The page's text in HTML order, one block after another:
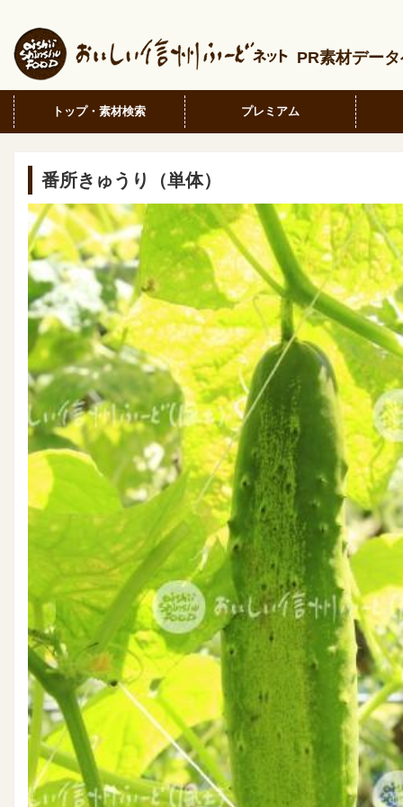
PR素材デー
トップ・素材検索 プレミアム
番所きゅうり（単体）